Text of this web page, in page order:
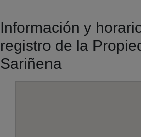
Información y
registro de la
Sariñena